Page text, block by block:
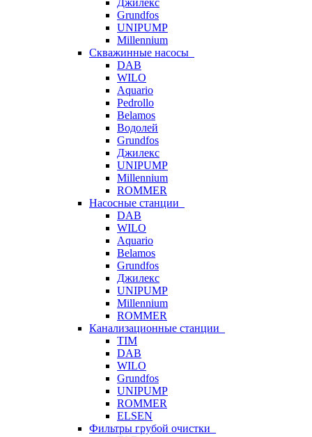
Джилекс
Grundfos
UNIPUMP
Millennium
Скважинные насосы
DAB
WILO
Aquario
Pedrollo
Belamos
Водолей
Grundfos
Джилекс
UNIPUMP
Millennium
ROMMER
Насосные станции
DAB
WILO
Aquario
Belamos
Grundfos
Джилекс
UNIPUMP
Millennium
ROMMER
Канализационные станции
TIM
DAB
WILO
Grundfos
UNIPUMP
ROMMER
ELSEN
Фильтры грубой очистки